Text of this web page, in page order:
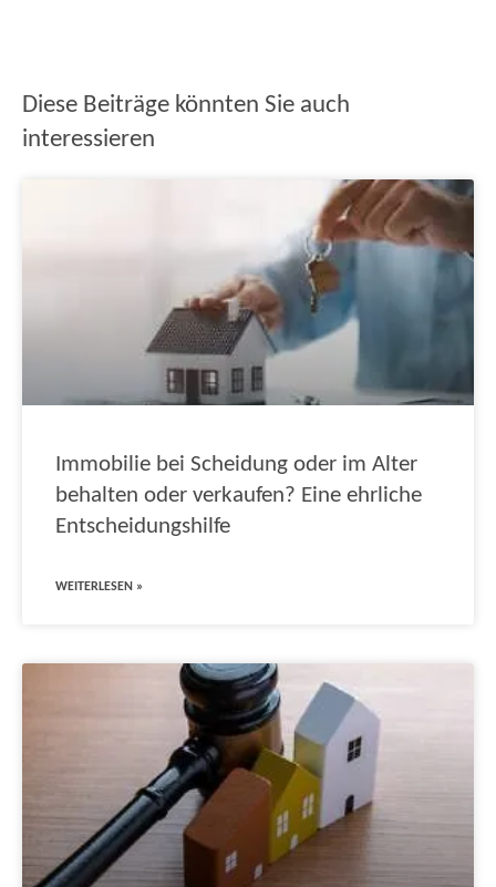
Diese Beiträge könnten Sie auch
interessieren
Immobilie bei Scheidung oder im Alter
behalten oder verkaufen? Eine ehrliche
Entscheidungshilfe
WEITERLESEN »